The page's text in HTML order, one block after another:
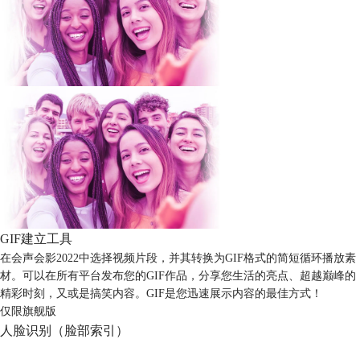
GIF建立工具
在会声会影2022中选择视频片段，并其转换为GIF格式的简短循环播放素
材。可以在所有平台发布您的GIF作品，分享您生活的亮点、超越巅峰的
精彩时刻，又或是搞笑内容。GIF是您迅速展示内容的最佳方式！
仅限旗舰版
人脸识别（脸部索引）